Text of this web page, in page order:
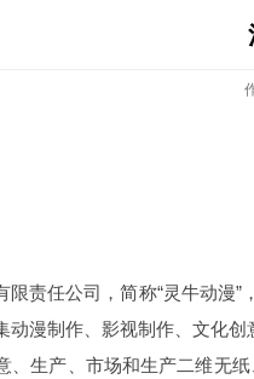
限责任公司，简称“灵牛动漫
动漫制作、影视制作、文化
、生产、市场和生产二维无